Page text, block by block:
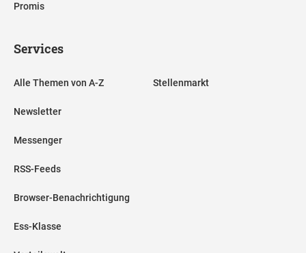
Promis
Services
Alle Themen von A-Z
Newsletter
Messenger
RSS-Feeds
Browser-Benachrichtigung
Ess-Klasse
Stellenmarkt